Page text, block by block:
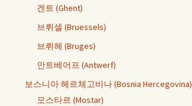
겐트 (Ghent)
브뤼셀 (Bruessels)
브뤼헤 (Bruges)
안트베어프 (Antwerf)
보스니아 헤르체고비나 (Bosnia Hercegovina)
모스타르 (Mostar)